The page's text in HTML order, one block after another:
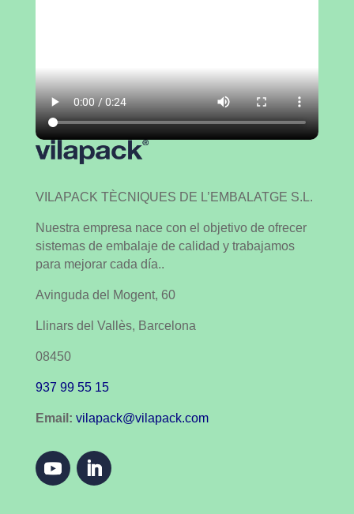
VILAPACK TÈCNIQUES DE L’EMBALATGE S.L.
Nuestra empresa nace con el objetivo de ofrecer
sistemas de embalaje de calidad y trabajamos
para mejorar cada día..
Avinguda del Mogent, 60
Llinars del Vallès, Barcelona
08450
937 99 55 15
Email: vilapack@vilapack.com